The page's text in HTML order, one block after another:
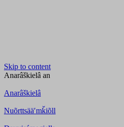
Skip to content
Anarâškielâ an
Anarâškielâ
Nuõrttsääʹmǩiõll